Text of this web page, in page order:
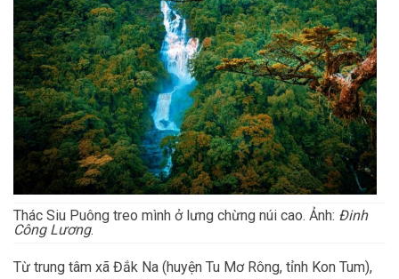
Thác Siu Puông treo mình ở lưng chừng núi cao. Ảnh: Đinh
Công Lương.
Từ trung tâm xã Đắk Na (huyện Tu Mơ Rông, tỉnh Kon Tum),